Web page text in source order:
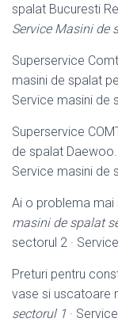
spalat Bucuresti
Service Masini de
Superservice
masini de spalat
Service masini de
Superservice
de spalat Daewoo.
Service masini de
Ai o problema mai
masini de spalat
sectorul 2 ·
Preturi pentru
vase si uscatoare
sectorul 1 ·